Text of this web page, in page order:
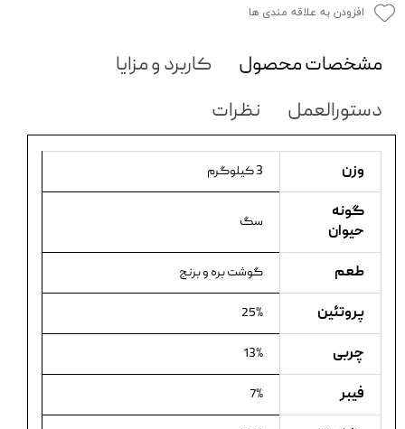
افزودن به علاقه مندی ها
مشخصات محصول
کاربرد و مزایا
دستورالعمل
نظرات
وزن 3 کیلوگرم
گونه
حیوان
سگ
طعم گوشت بره و برنج
پروتئین 25%
چربی 13%
فیبر 7%